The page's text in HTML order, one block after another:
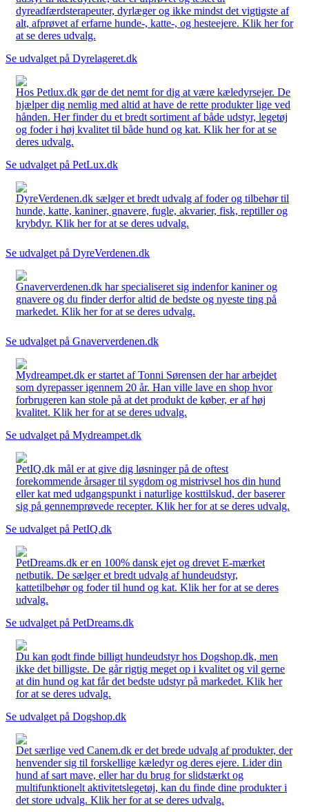
dyreadfærdsterapeuter, dyrlæger og ikke mindst det vigtigste af
alt, afprøvet af erfarne hunde-, katte-, og hesteejere. Klik her for
at se deres udvalg.
Se udvalget på Dyrelageret.dk
Hos Petlux.dk gør de det nemt for dig at være kæledyrsejer. De
hjælper dig nemlig med altid at have de rette produkter lige ved
hånden. Her finder du et bredt sortiment af både udstyr, legetøj
og foder i høj kvalitet til både hund og kat. Klik her for at se
deres udvalg.
Se udvalget på PetLux.dk
DyreVerdenen.dk sælger et bredt udvalg af foder og tilbehør til
hunde, katte, kaniner, gnavere, fugle, akvarier, fisk, reptiller og
krybdyr. Klik her for at se deres udvalg.
Se udvalget på DyreVerdenen.dk
Gnaververdenen.dk har specialiseret sig indenfor kaniner og
gnavere og du finder derfor altid de bedste og nyeste ting på
markedet. Klik her for at se deres udvalg.
Se udvalget på Gnaververdenen.dk
Mydreampet.dk er startet af Tonni Sørensen der har arbejdet
som dyrepasser igennem 20 år. Han ville lave en shop hvor
forbrugeren kan stole på at det produkt de køber, er af høj
kvalitet. Klik her for at se deres udvalg.
Se udvalget på Mydreampet.dk
PetIQ.dk mål er at give dig løsninger på de oftest
forekommende årsager til sygdom og mistrivsel hos din hund
eller kat med udgangspunkt i naturlige kosttilskud, der baserer
sig på gennemprøvede recepter. Klik her for at se deres udvalg.
Se udvalget på PetIQ.dk
PetDreams.dk er en 100% dansk ejet og drevet E-mærket
netbutik. De sælger et bredt udvalg af hundeudstyr,
kattetilbehør og foder til hund og kat. Klik her for at se deres
udvalg.
Se udvalget på PetDreams.dk
Du kan godt finde billigt hundeudstyr hos Dogshop.dk, men
ikke det billigste. De går rigtig meget op i kvalitet og vil gerne
at din hund og kat får det bedste udstyr på markedet. Klik her
for at se deres udvalg.
Se udvalget på Dogshop.dk
Det særlige ved Canem.dk er det brede udvalg af produkter, der
henvender sig til forskellige kæledyr og deres ejere. Lider din
hund af sart mave, eller har du brug for slidstærkt og
multifunktionelt aktivitetslegetøj, kan du finde dine produkter i
det store udvalg. Klik her for at se deres udvalg.